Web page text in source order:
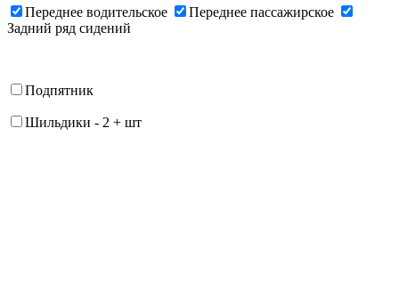
Переднее водительское
Переднее пассажирское
Задний ряд сидений
Подпятник
Шильдики - 2 + шт